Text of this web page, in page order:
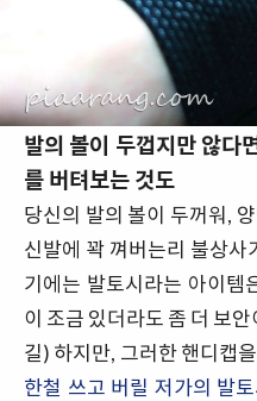
발의 볼이 두껍지만 않다
를 버텨보는 것도
당신의 발의 볼이 두꺼워,
신발에 꽉 껴버는리 불상
기에는 발토시라는 아이템
이 조금 있더라도 좀 더 보
길) 하지만, 그러한 핸디캡
한철 쓰고 버릴 저가의 발